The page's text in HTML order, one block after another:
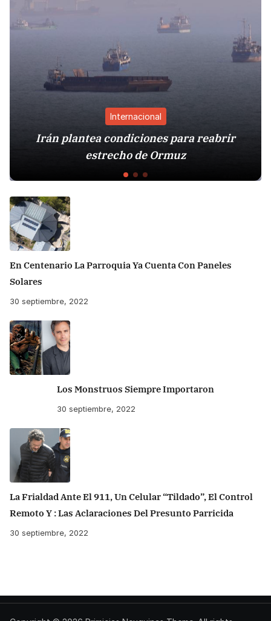
Internacional
Irán plantea condiciones para reabrir
estrecho de Ormuz
En Centenario La Parroquia Ya Cuenta Con Paneles
Solares
30 septiembre, 2022
Los Monstruos Siempre Importaron
30 septiembre, 2022
La Frialdad Ante El 911, Un Celular “tildado”, El Control
Remoto Y : Las Aclaraciones Del Presunto Parricida
30 septiembre, 2022